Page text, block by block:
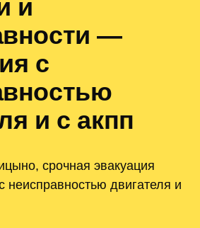
и
—
с
и с акпп
срочная эвакуация
неисправностью двигателя и